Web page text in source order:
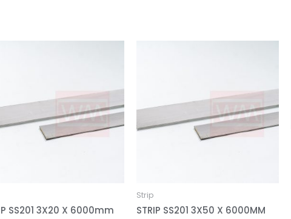
SS201 3X20 X 6000mm
Strip
STRIP SS201 3X50 X 6000MM